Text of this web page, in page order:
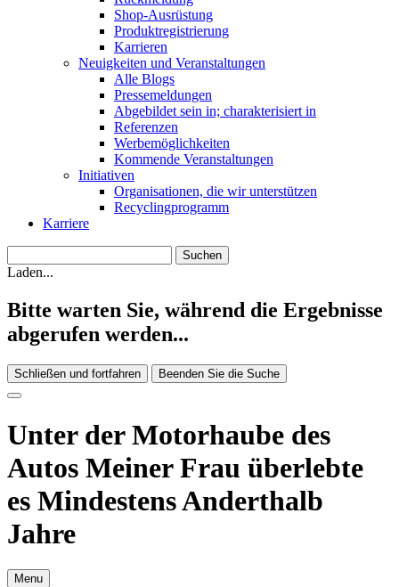
Shop-Ausrüstung
Produktregistrierung
Karrieren
Neuigkeiten und Veranstaltungen
Alle Blogs
Pressemeldungen
Abgebildet sein in; charakterisiert in
Referenzen
Werbemöglichkeiten
Kommende Veranstaltungen
Initiativen
Organisationen, die wir unterstützen
Recyclingprogramm
Karriere
Laden...
Bitte warten Sie, während die Ergebnisse
abgerufen werden...
Schließen und fortfahren Beenden Sie die Suche
Unter der Motorhaube des
Autos Meiner Frau überlebte
es Mindestens Anderthalb
Jahre
Menu